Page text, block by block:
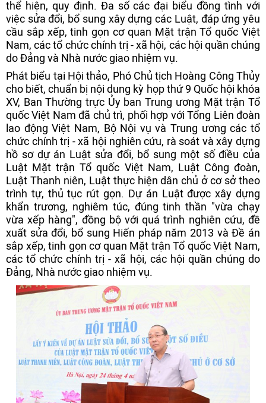
thể hiện, quy định. Đa số các đại biểu đồng tình với
việc sửa đổi, bổ sung xây dựng các Luật, đáp ứng yêu
cầu sắp xếp, tinh gọn cơ quan Mặt trận Tổ quốc Việt
Nam, các tổ chức chính trị - xã hội, các hội quần chúng
do Đảng và Nhà nước giao nhiệm vụ.
Phát biểu tại Hội thảo, Phó Chủ tịch Hoàng Công Thủy
cho biết, chuẩn bị nội dung kỳ họp thứ 9 Quốc hội khóa
XV, Ban Thường trực Ủy ban Trung ương Mặt trận Tổ
quốc Việt Nam đã chủ trì, phối hợp với Tổng Liên đoàn
lao động Việt Nam, Bộ Nội vụ và Trung ương các tổ
chức chính trị - xã hội nghiên cứu, rà soát và xây dựng
hồ sơ dự án Luật sửa đổi, bổ sung một số điều của
Luật Mặt trận Tổ quốc Việt Nam, Luật Công đoàn,
Luật Thanh niên, Luật thực hiện dân chủ ở cơ sở theo
trình tự, thủ tục rút gọn. Dự án Luật được xây dựng
khẩn trương, nghiêm túc, đúng tinh thần "vừa chạy
vừa xếp hàng", đồng bộ với quá trình nghiên cứu, đề
xuất sửa đổi, bổ sung Hiến pháp năm 2013 và Đề án
sắp xếp, tinh gọn cơ quan Mặt trận Tổ quốc Việt Nam,
các tổ chức chính trị - xã hội, các hội quần chúng do
Đảng, Nhà nước giao nhiệm vụ.